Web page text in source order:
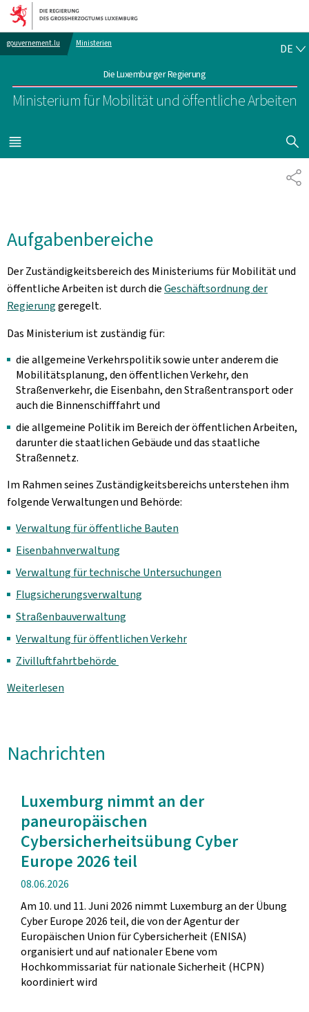
Zur Hauptnavigation
Zum Inhalt
gouvernement.lu Ministerien
Die Luxemburger Regierung
Ministerium für Mobilität und öffentliche Arbeiten
DE
MENÜ
HAUPT-
Aufgabenbereiche
Der Zuständigkeitsbereich des Ministeriums für Mobilität und
öffentliche Arbeiten ist durch dieGeschäftsordnung der
Regierunggeregelt.
Das Ministerium ist zuständig für:
die allgemeine Verkehrspolitik sowie unter anderem die
Mobilitätsplanung, den öffentlichen Verkehr, den
Straßenverkehr, die Eisenbahn, den Straßentransport oder
auch die Binnenschifffahrt und
die allgemeine Politik im Bereich der öffentlichen Arbeiten,
darunter die staatlichen Gebäude und das staatliche
Straßennetz.
Im Rahmen seines Zuständigkeitsbereichs unterstehen ihm
folgende Verwaltungen und Behörde:
Verwaltung für öffentliche Bauten
Eisenbahnverwaltung
Verwaltung für technische Untersuchungen
Flugsicherungsverwaltung
Straßenbauverwaltung
Verwaltung für öffentlichen Verkehr
Zivilluftfahrtbehörde
Weiterlesen
Nachrichten
Luxemburg nimmt an der
paneuropäischen
Cybersicherheitsübung Cyber
Europe 2026 teil
Veröffentlichung
08.06.2026
Am 10. und 11. Juni 2026 nimmt Luxemburg an der Übung
Cyber Europe 2026 teil, die von der Agentur der
Europäischen Union für Cybersicherheit (ENISA)
organisiert und auf nationaler Ebene vom
Hochkommissariat für nationale Sicherheit (HCPN)
koordiniert wird